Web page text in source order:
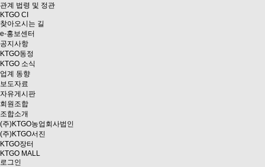
관계 법령 및 정관
KTGO CI
찾아오시는 길
e-홍보센터
공지사항
KTGO동정
KTGO 소식
업계 동향
보도자료
자유게시판
회원조합
조합소개
(주)KTGO농업회사법인
(주)KTGO서진
KTGO장터
KTGO MALL
로그인